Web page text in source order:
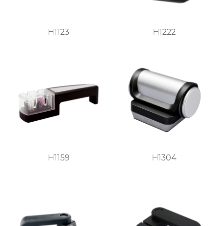
H1123 H1222
H1159 H1304